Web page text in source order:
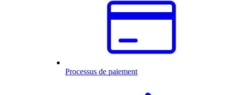
Processus de paiement